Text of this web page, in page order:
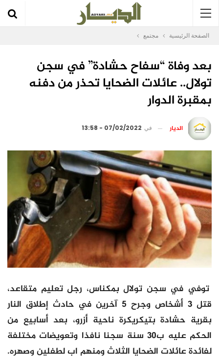
الصفحة الرئيسية مجتمع
بعد وفاة “سفاح حشادة” في سجن
تولال.. عائلات الضحايا تحذر من دفنه
بمقبرة الدوار
الديار في 07/02/2022 - 13:58
توفي في سجن تولال بمكناس، رجل تعليم متقاعد،
قتل 3 أشخاص وجرح 5 آخرين في حادث إطلاق النار
بقرية حشادة بتيكريكرة ناحية أزرو، بعد أسابيع من
الحكم عليه ب30 سنة سجنا نافذا وتعويضات مختلفة
لفائدة عائلات الضحايا الثلاث ومنهم اب لطفلين وصهره.